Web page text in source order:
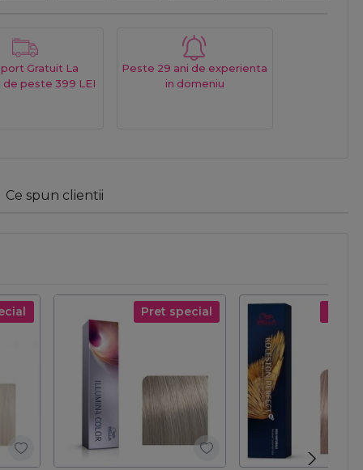
Gratuit La
de peste 399 LEI
Peste 29 ani de experienta
in domeniu
Ce spun clientii
Pret special